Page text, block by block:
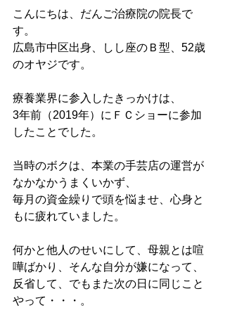
こんにちは、だんご治療院の院長で
す。
広島市中区出身、しし座のＢ型、52歳
のオヤジです。
療養業界に参入したきっかけは、
3年前（2019年）にＦＣショーに参加
したことでした。
当時のボクは、本業の手芸店の運営が
なかなかうまくいかず、
毎月の資金繰りで頭を悩ませ、心身と
もに疲れていました。
何かと他人のせいにして、母親とは喧
嘩ばかり、そんな自分が嫌になって、
反省して、でもまた次の日に同じこと
やって・・・。